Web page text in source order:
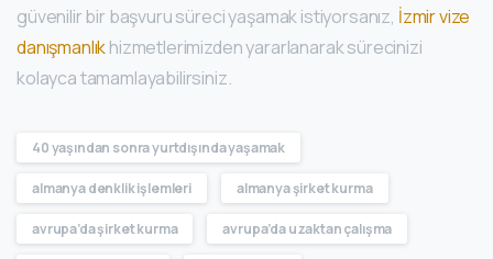
güvenilir bir başvuru süreci yaşamak istiyorsanız, İzmir vize
danışmanlıkhizmetlerimizden yararlanarak sürecinizi
kolayca tamamlayabilirsiniz.
40 yaşından sonra yurtdışında yaşamak
almanya denklik işlemleri almanya şirket kurma
avrupa’da şirket kurma avrupa’da uzaktan çalışma